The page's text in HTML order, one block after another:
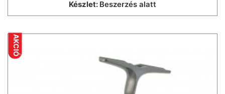
Készlet: Beszerzés alatt
AKCIÓ